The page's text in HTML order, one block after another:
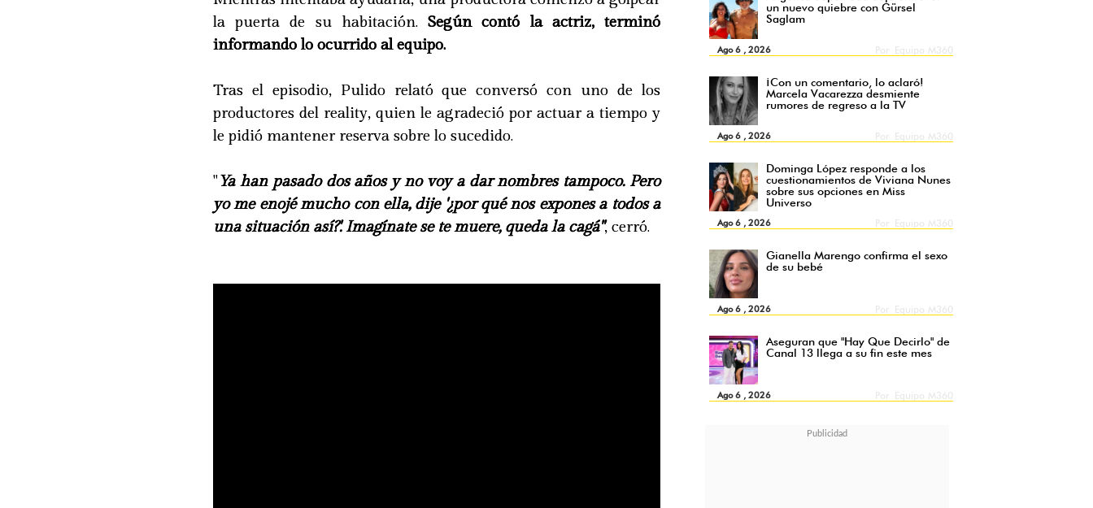
un nuevo quiebre con Gürsel
Saglam
Ago 6 , 2026
¡Con un comentario, lo aclaró!
Marcela Vacarezza desmiente
rumores de regreso a la TV
Ago 6 , 2026
Dominga López responde a los
cuestionamientos de Viviana Nunes
sobre sus opciones en Miss
Universo
Ago 6 , 2026
Gianella Marengo confirma el sexo
de su bebé
Ago 6 , 2026
Aseguran que "Hay Que Decirlo" de
Canal 13 llega a su fin este mes
Ago 6 , 2026
la puerta de su habitación.Según contó la actriz, terminó
informando lo ocurrido al equipo.
Tras el episodio, Pulido relató que conversó con uno de los
productores del reality, quien le agradeció por actuar a tiempo y
le pidió mantener reserva sobre lo sucedido.
"Ya han pasado dos años y no voy a dar nombres tampoco. Pero
yo me enojé mucho con ella, dije '¿por qué nos expones a todos a
una situación así?'. Imagínate se te muere, queda la cagá", cerró.